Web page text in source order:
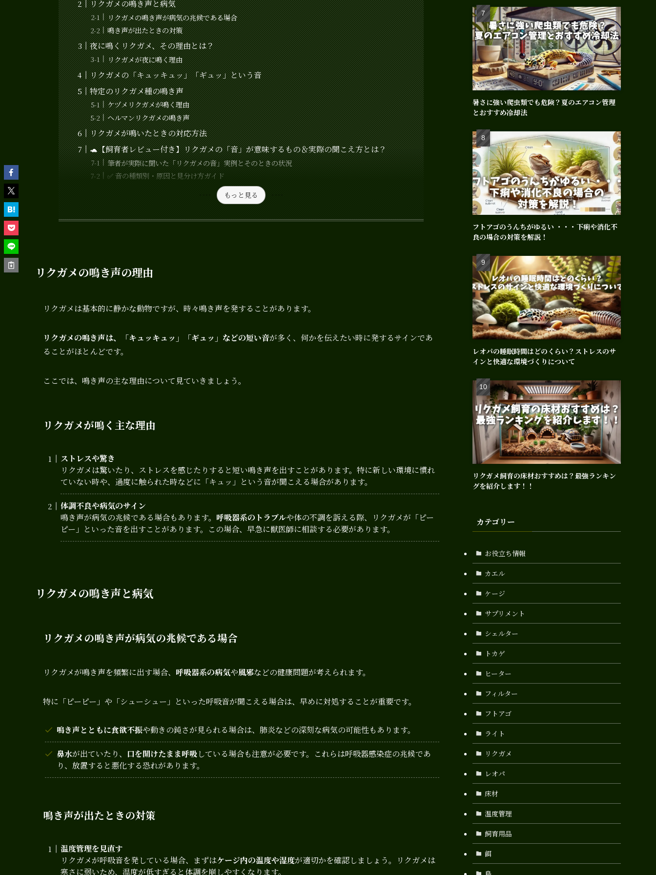
リクガメの鳴き声と病気
リクガメの鳴き声が病気の兆候である場合
鳴き声が出たときの対策
夜に鳴くリクガメ、その理由とは？
リクガメが夜に鳴く理由
リクガメの「キュッキュッ」「ギュッ」という音
特定のリクガメ種の鳴き声
ケヅメリクガメが鳴く理由
ヘルマンリクガメの鳴き声
リクガメが鳴いたときの対応方法
🐢【飼育者レビュー付き】リクガメの「音」が意味するもの＆実際の聞こえ方とは？
筆者が実際に聞いた「リクガメの音」実例とそのときの状況
✅ 音の種類別・原因と見分け方ガイド
もっと見る
リクガメの鳴き声の理由
リクガメは基本的に静かな動物ですが、時々鳴き声を発することがあります。
リクガメの鳴き声は、「キュッキュッ」「ギュッ」などの短い音が多く、何かを伝えたい時に発するサインであ
ることがほとんどです。
ここでは、鳴き声の主な理由について見ていきましょう。
リクガメが鳴く主な理由
ストレスや驚き
リクガメは驚いたり、ストレスを感じたりすると短い鳴き声を出すことがあります。特に新しい環境に慣れ
ていない時や、過度に触られた時などに「キュッ」という音が聞こえる場合があります。
体調不良や病気のサイン
鳴き声が病気の兆候である場合もあります。 呼吸器系のトラブルや体の不調を訴える際、リクガメが「ピー
ピー」といった音を出すことがあります。この場合、早急に獣医師に相談する必要があります。
リクガメの鳴き声と病気
リクガメの鳴き声が病気の兆候である場合
リクガメが鳴き声を頻繁に出す場合、 呼吸器系の病気や風邪などの健康問題が考えられます。
特に「ピーピー」や「シューシュー」といった呼吸音が聞こえる場合は、早めに対処することが重要です。
鳴き声とともに食欲不振や動きの鈍さが見られる場合は、肺炎などの深刻な病気の可能性もあります。
鼻水が出ていたり、 口を開けたまま呼吸している場合も注意が必要です。これらは呼吸器感染症の兆候であ
り、放置すると悪化する恐れがあります。
鳴き声が出たときの対策
温度管理を見直す
リクガメが呼吸音を発している場合、まずはケージ内の温度や湿度が適切かを確認しましょう。リクガメは
寒さに弱いため、温度が低すぎると体調を崩しやすくなります。
暑さに強い爬虫類でも危険？夏のエアコン管理
とおすすめ冷却法
フトアゴのうんちがゆるい ・・・下痢や消化不
良の場合の対策を解説！
レオパの睡眠時間はどのくらい？ストレスのサ
インと快適な環境づくりについて
リクガメ飼育の床材おすすめは？最強ランキン
グを紹介します！！
カテゴリー
お役立ち情報
カエル
ケージ
サプリメント
シェルター
トカゲ
ヒーター
フィルター
フトアゴ
ライト
リクガメ
レオパ
床材
温度管理
飼育用品
餌